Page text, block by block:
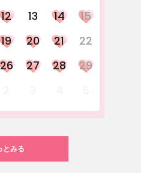
12 13 14
15
19 20 21
22
26 27 28
29
とみる